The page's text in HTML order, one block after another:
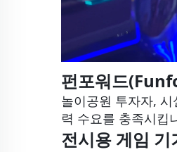
펀포워드
놀이공원 투자자,
력 수요를 충족시킵
전시용 게임 기